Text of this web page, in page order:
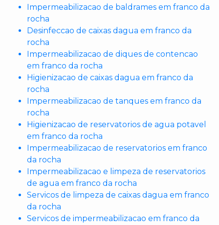
Impermeabilizacao de baldrames em franco da
rocha
Desinfeccao de caixas dagua em franco da
rocha
Impermeabilizacao de diques de contencao
em franco da rocha
Higienizacao de caixas dagua em franco da
rocha
Impermeabilizacao de tanques em franco da
rocha
Higienizacao de reservatorios de agua potavel
em franco da rocha
Impermeabilizacao de reservatorios em franco
da rocha
Impermeabilizacao e limpeza de reservatorios
de agua em franco da rocha
Servicos de limpeza de caixas dagua em franco
da rocha
Servicos de impermeabilizacao em franco da